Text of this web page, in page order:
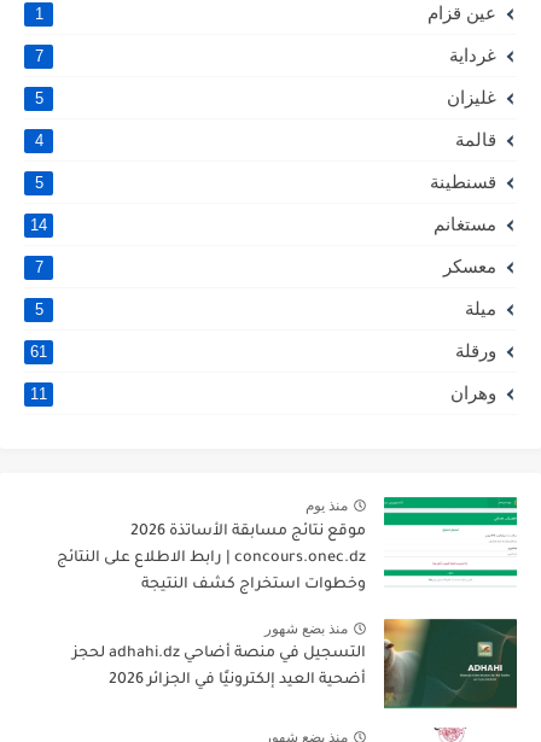
عين قزام 1
غرداية 7
غليزان 5
قالمة 4
قسنطينة 5
مستغانم 14
معسكر 7
ميلة 5
ورقلة 61
وهران 11
منذ يوم
موقع نتائج مسابقة الأساتذة 2026
concours.onec.dz | رابط الاطلاع على النتائج
وخطوات استخراج كشف النتيجة
منذ بضع شهور
التسجيل في منصة أضاحي adhahi.dz لحجز
أضحية العيد إلكترونيًا في الجزائر 2026
منذ بضع شهور